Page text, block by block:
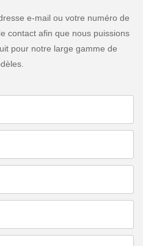
e-mail ou votre numéro de
contact afin que nous puissions
pour notre large gamme de